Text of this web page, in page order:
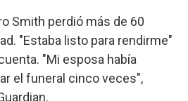
Smith perdió más de 60
"Estaba listo para rendirme"
"Mi esposa había
el funeral cinco veces",